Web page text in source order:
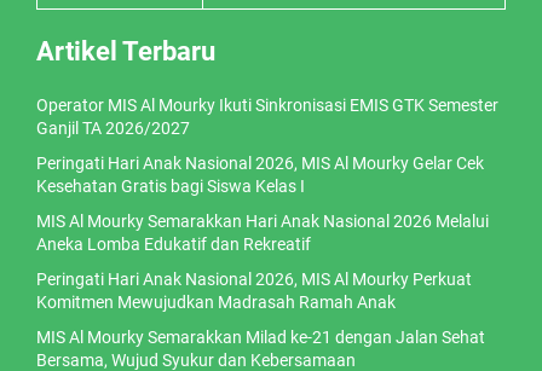
Artikel Terbaru
Operator MIS Al Mourky Ikuti Sinkronisasi EMIS GTK Semester
Ganjil TA 2026/2027
Peringati Hari Anak Nasional 2026, MIS Al Mourky Gelar Cek
Kesehatan Gratis bagi Siswa Kelas I
MIS Al Mourky Semarakkan Hari Anak Nasional 2026 Melalui
Aneka Lomba Edukatif dan Rekreatif
Peringati Hari Anak Nasional 2026, MIS Al Mourky Perkuat
Komitmen Mewujudkan Madrasah Ramah Anak
MIS Al Mourky Semarakkan Milad ke-21 dengan Jalan Sehat
Bersama, Wujud Syukur dan Kebersamaan